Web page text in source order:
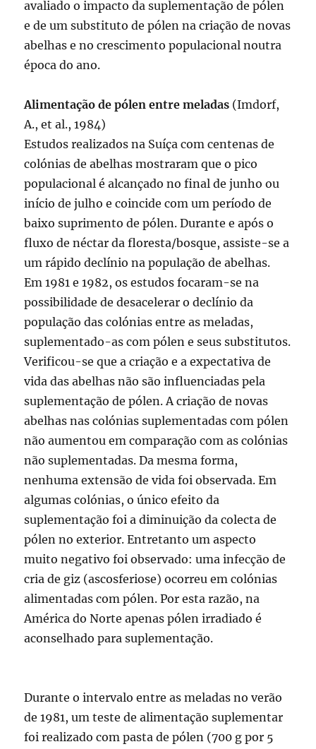
avaliado o impacto da suplementação de pólen
e de um substituto de pólen na criação de novas
abelhas e no crescimento populacional noutra
época do ano.
Alimentação de pólen entre meladas (Imdorf,
A., et al., 1984)
Estudos realizados na Suíça com centenas de
colónias de abelhas mostraram que o pico
populacional é alcançado no final de junho ou
início de julho e coincide com um período de
baixo suprimento de pólen. Durante e após o
fluxo de néctar da floresta/bosque, assiste-se a
um rápido declínio na população de abelhas.
Em 1981 e 1982, os estudos focaram-se na
possibilidade de desacelerar o declínio da
população das colónias entre as meladas,
suplementado-as com pólen e seus substitutos.
Verificou-se que a criação e a expectativa de
vida das abelhas não são influenciadas pela
suplementação de pólen. A criação de novas
abelhas nas colónias suplementadas com pólen
não aumentou em comparação com as colónias
não suplementadas. Da mesma forma,
nenhuma extensão de vida foi observada. Em
algumas colónias, o único efeito da
suplementação foi a diminuição da colecta de
pólen no exterior. Entretanto um aspecto
muito negativo foi observado: uma infecção de
cria de giz (ascosferiose) ocorreu em colónias
alimentadas com pólen. Por esta razão, na
América do Norte apenas pólen irradiado é
aconselhado para suplementação.
Durante o intervalo entre as meladas no verão
de 1981, um teste de alimentação suplementar
foi realizado com pasta de pólen (700 g por 5